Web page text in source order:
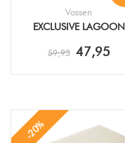
Vossen
EXCLUSIVE LAGOON
59,95 47,95
-20%